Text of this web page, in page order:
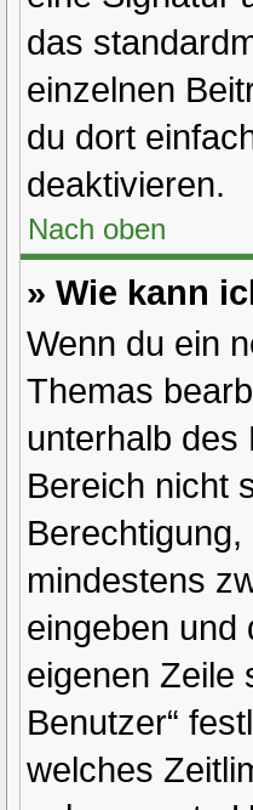
das
einzelnen
du dort
deaktivieren.
Nach oben
» Wie kann
Wenn du ein
Themas
unterhalb des
Bereich nicht
mindestens
eingeben und
eigenen Zeile
Benutzer“
welches